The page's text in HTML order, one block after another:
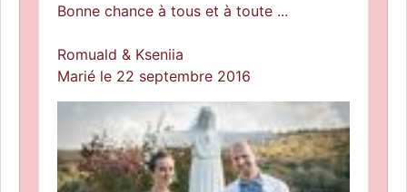
Bonne chance à tous et à toute ...
Romuald & Kseniia
Marié le 22 septembre 2016